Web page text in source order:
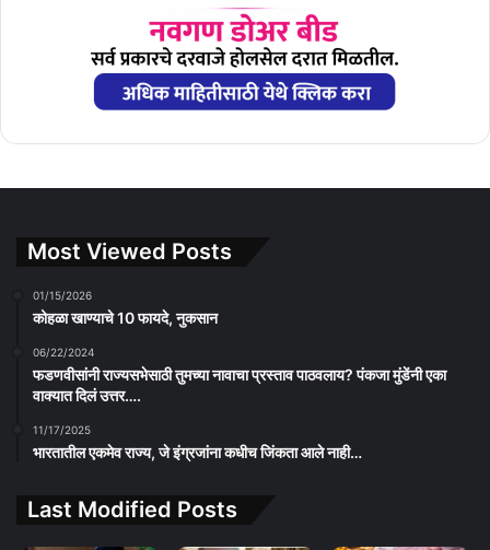
Most Viewed Posts
01/15/2026
कोहळा खाण्याचे 10 फायदे, नुकसान
06/22/2024
फडणवीसांनी राज्यसभेसाठी तुमच्या नावाचा प्रस्ताव पाठवलाय? पंकजा मुंडेंनी एका
वाक्यात दिलं उत्तर….
11/17/2025
भारतातील एकमेव राज्य, जे इंग्रजांना कधीच जिंकता आले नाही…
Last Modified Posts